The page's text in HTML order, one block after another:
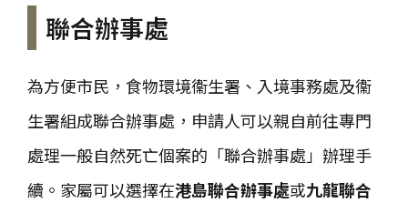
聯合辦事處
為方便市民，食物環境衞生署、入境事務處及衞
生署組成聯合辦事處，申請人可以親自前往專門
處理一般自然死亡個案的「聯合辦事處」辦理手
續。家屬可以選擇在港島聯合辦事處或九龍聯合